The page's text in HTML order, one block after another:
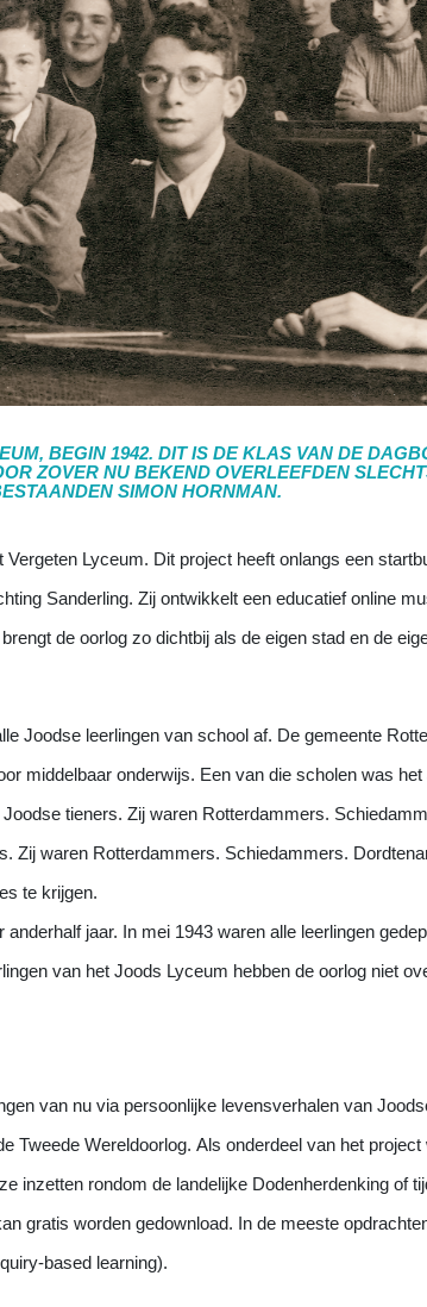
BEGIN 1942. DIT IS DE KLAS VAN DE
ZOVER NU BEKEND OVERLEEFDEN
SIMON HORNMAN.
Lyceum. Dit project heeft onlangs een
Sanderling. Zij ontwikkelt een educatief online
de oorlog zo dichtbij als de eigen stad en de
Joodse leerlingen van school af. De gemeente
middelbaar onderwijs. Een van die scholen was
tieners. Zij waren Rotterdammers.
Zij waren Rotterdammers. Schiedammers.
te krijgen.
jaar. In mei 1943 waren alle leerlingen
van het Joods Lyceum hebben de oorlog niet
van nu via persoonlijke levensverhalen van
Tweede Wereldoorlog. Als onderdeel van het
inzetten rondom de landelijke Dodenherdenking of
gratis worden gedownload. In de meeste
based learning).